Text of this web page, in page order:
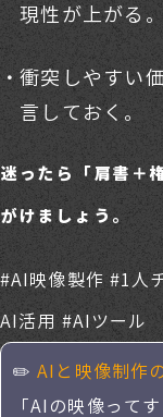
現性が上がる。
衝突しやすい価
言しておく。
迷ったら「肩書＋
がけましょう。
#AI映像製作 #1人
AI活用 #AIツール
✏️AIと映像制作
「AIの映像って